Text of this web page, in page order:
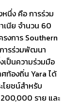
นึ่ง คือ การร่วม
นีย จำนวน 60
รงการ Southern
ารร่วมพัฒนา
เป็นความร่วมมือ
ศท้องถิ่น Yara ได้
โยชน์สำหรับ
ราย และ